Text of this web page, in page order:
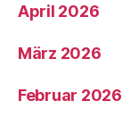
April 2026
März 2026
Februar 2026